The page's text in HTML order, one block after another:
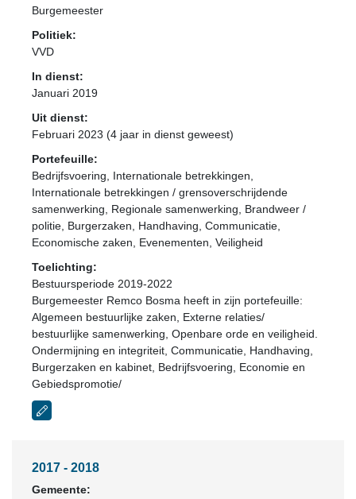
Burgemeester
Politiek:
VVD
In dienst:
Januari 2019
Uit dienst:
Februari 2023 (4 jaar in dienst geweest)
Portefeuille:
Bedrijfsvoering, Internationale betrekkingen,
Internationale betrekkingen / grensoverschrijdende
samenwerking, Regionale samenwerking, Brandweer /
politie, Burgerzaken, Handhaving, Communicatie,
Economische zaken, Evenementen, Veiligheid
Toelichting:
Bestuursperiode 2019-2022
Burgemeester Remco Bosma heeft in zijn portefeuille:
Algemeen bestuurlijke zaken, Externe relaties/
bestuurlijke samenwerking, Openbare orde en veiligheid.
Ondermijning en integriteit, Communicatie, Handhaving,
Burgerzaken en kabinet, Bedrijfsvoering, Economie en
Gebiedspromotie/
2017 - 2018
Gemeente: